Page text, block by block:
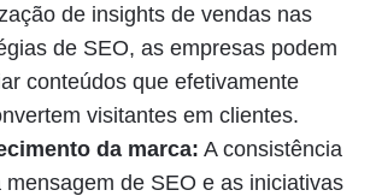
de insights de vendas nas
de SEO, as empresas podem
conteúdos que efetivamente
visitantes em clientes.
da marca: A consistência
mensagem de SEO e as iniciativas